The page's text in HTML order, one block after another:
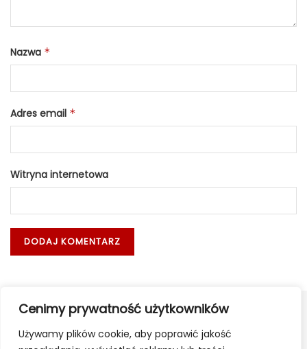
Cenimy prywatność użytkowników
Używamy plików cookie, aby poprawić jakość
Nazwa *
Adres email *
Witryna internetowa